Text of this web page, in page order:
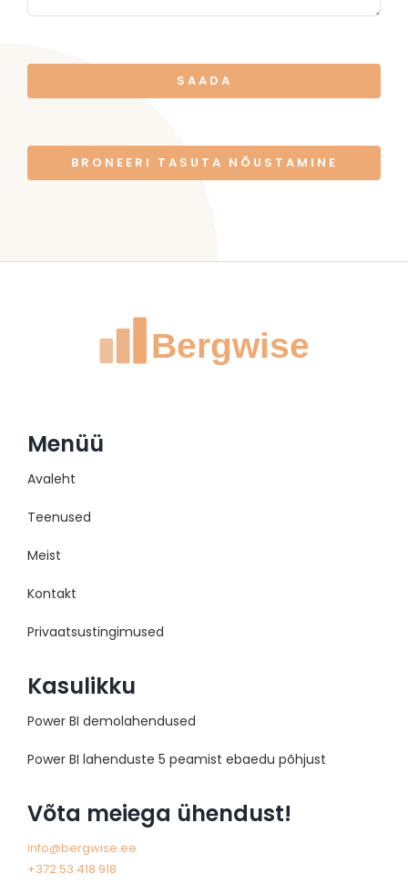
SAADA
BRONEERI TASUTA NÕUSTAMINE
Menüü
Avaleht
Teenused
Meist
Kontakt
Privaatsustingimused
Kasulikku
Power BI demolahendused
Power BI lahenduste 5 peamist ebaedu põhjust
Võta meiega ühendust!
info@bergwise.ee
+372 53 418 918